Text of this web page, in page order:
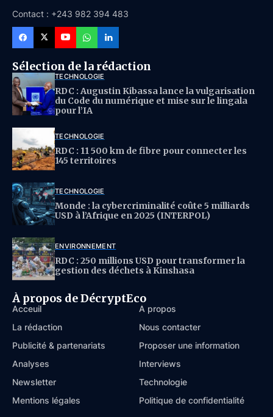
Contact : +243 982 394 483
Sélection de la rédaction
TECHNOLOGIE
RDC : Augustin Kibassa lance la vulgarisation
du Code du numérique et mise sur le lingala
pour l’IA
TECHNOLOGIE
RDC : 11 500 km de fibre pour connecter les
145 territoires
TECHNOLOGIE
Monde : la cybercriminalité coûte 5 milliards
USD à l’Afrique en 2025 (INTERPOL)
ENVIRONNEMENT
RDC : 250 millions USD pour transformer la
gestion des déchets à Kinshasa
À propos de DécryptEco
Acceuil
À propos
La rédaction
Nous contacter
Publicité & partenariats
Proposer une information
Analyses
Interviews
Newsletter
Technologie
Mentions légales
Politique de confidentialité